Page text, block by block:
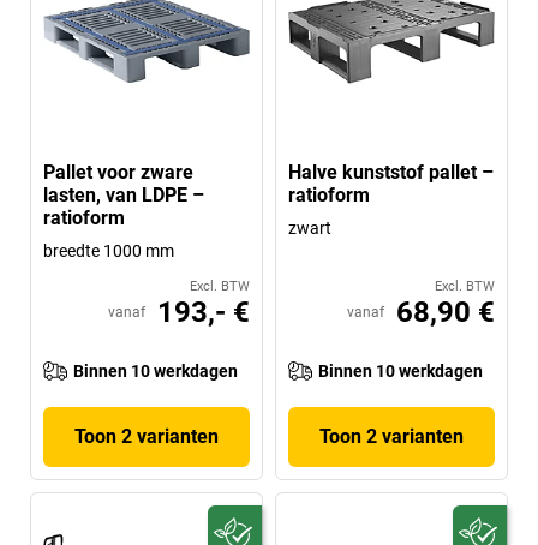
Pallet voor zware
lasten, van LDPE –
ratioform
breedte 1000 mm
Excl. BTW
vanaf 193,- €
Binnen 10 werkdagen
Toon 2 varianten
Halve kunststof pallet –
ratioform
zwart
Excl. BTW
vanaf 68,90 €
Binnen 10 werkdagen
Toon 2 varianten